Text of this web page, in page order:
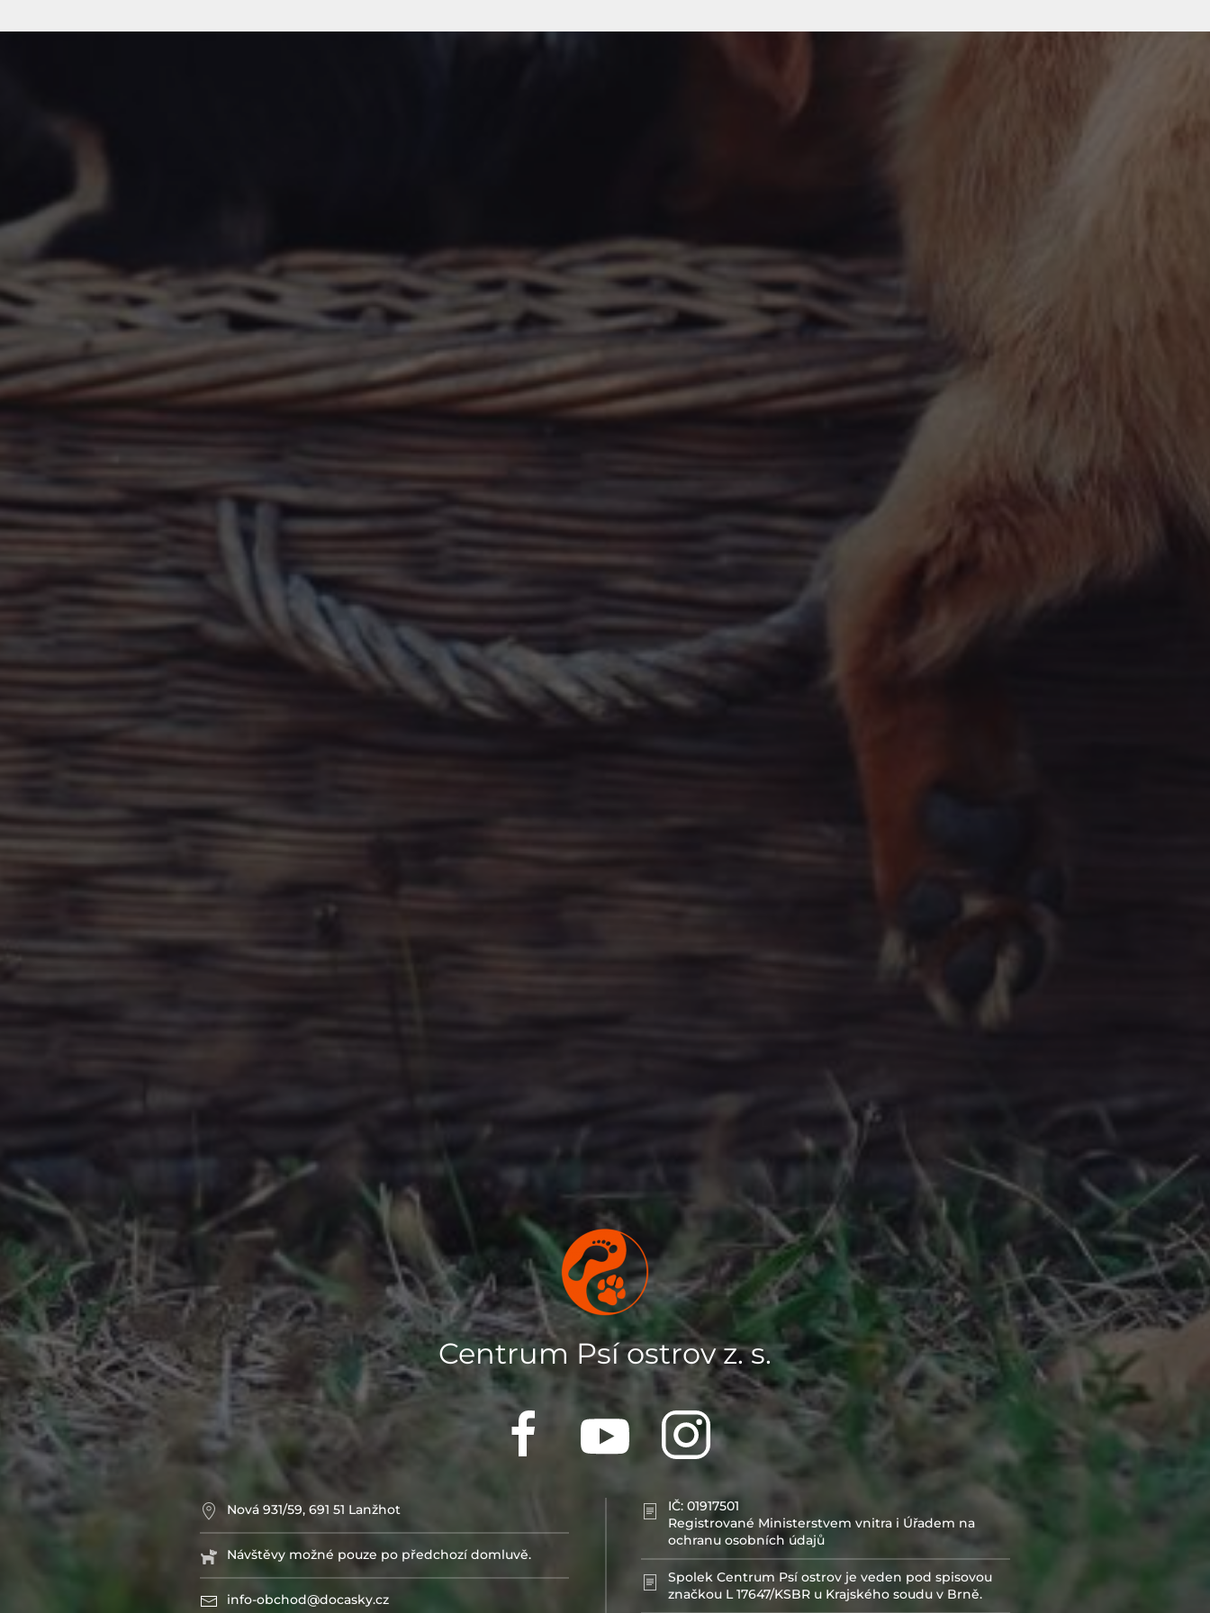
Centrum Psí ostrov z. s.
Nová 931/59, 691 51 Lanžhot
Návštěvy možné pouze po předchozí domluvě.
info-obchod@docasky.cz
IČ: 01917501
Registrované Ministerstvem vnitra i Úřadem na
ochranu osobních údajů
Spolek Centrum Psí ostrov je veden pod spisovou
značkou L 17647/KSBR u Krajského soudu v Brně.